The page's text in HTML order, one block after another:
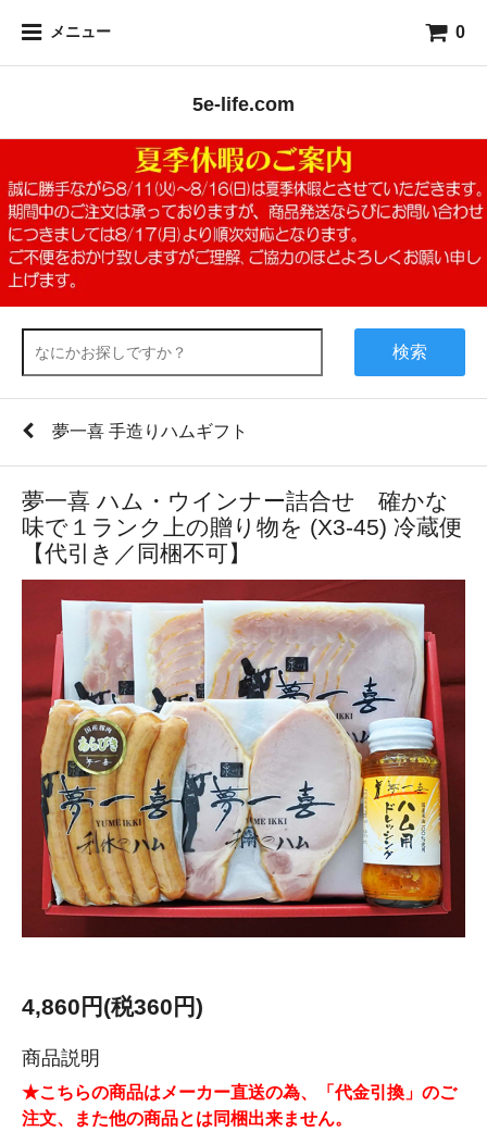
メニュー 0
5e-life.com
検索
夢一喜 手造りハムギフト
夢一喜 ハム・ウインナー詰合せ 確かな
味で１ランク上の贈り物を (X3-45) 冷蔵便
【代引き／同梱不可】
4,860円(税360円)
商品説明
★こちらの商品はメーカー直送の為、「代金引換」のご
注文、また他の商品とは同梱出来ません。